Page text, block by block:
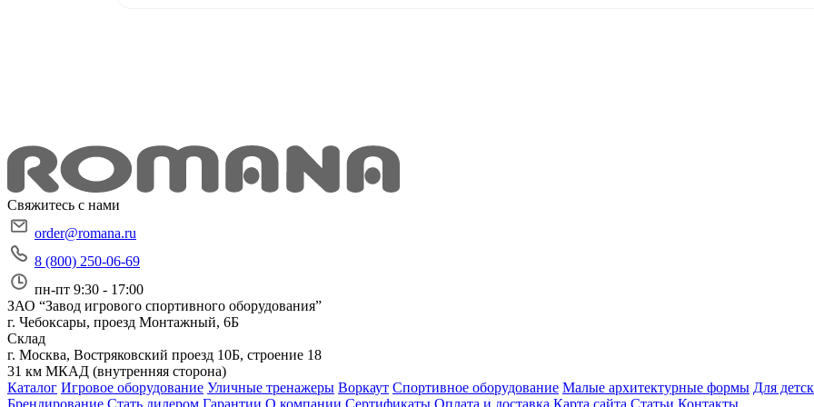
Свяжитесь с нами
order@romana.ru
8 (800) 250-06-69
пн-пт 9:30 - 17:00
ЗАО “Завод игрового спортивного оборудования”
г. Чебоксары, проезд Монтажный, 6Б
Склад
г. Москва, Востряковский проезд 10Б, строение 18
31 км МКАД (внутренняя сторона)
Каталог Игровое оборудование Уличные тренажеры Воркаут Спортивное оборудование Малые архитектурные формы Для